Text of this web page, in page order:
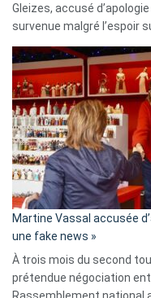
Gleizes, accusé
survenue malgré l’espoir
Martine Vassal accusée
une fake news »
À trois mois du second
prétendue négociation
Rassemblement national